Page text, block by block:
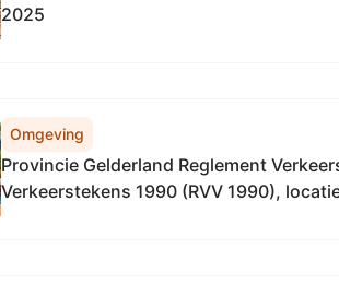
2025
Omgeving
Provincie Gelderland Reglement
Verkeerstekens 1990 (RVV 1990),